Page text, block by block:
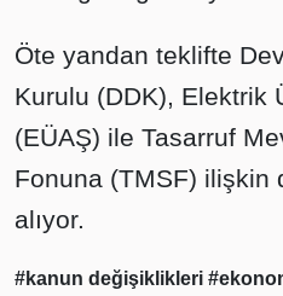
Öte yandan teklifte
Kurulu (DDK), Elektrik
(EÜAŞ) ile Tasarruf
Fonuna (TMSF) ilişkin
alıyor.
#kanun değişiklikleri